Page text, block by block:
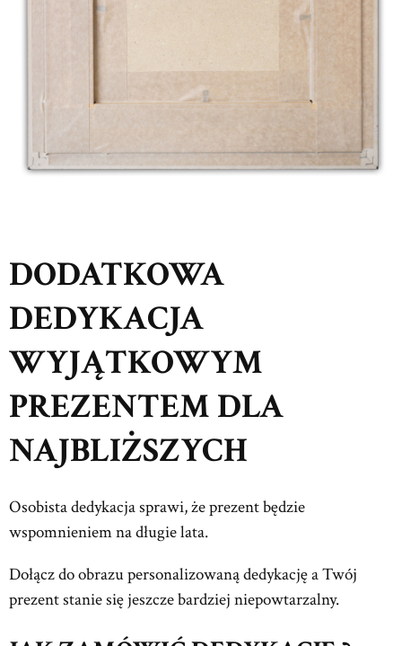
DODATKOWA
DEDYKACJA
WYJĄTKOWYM
PREZENTEM DLA
NAJBLIŻSZYCH
Osobista dedykacja sprawi, że prezent będzie
wspomnieniem na długie lata.
Dołącz do obrazu personalizowaną dedykację a Twój
prezent stanie się jeszcze bardziej niepowtarzalny.